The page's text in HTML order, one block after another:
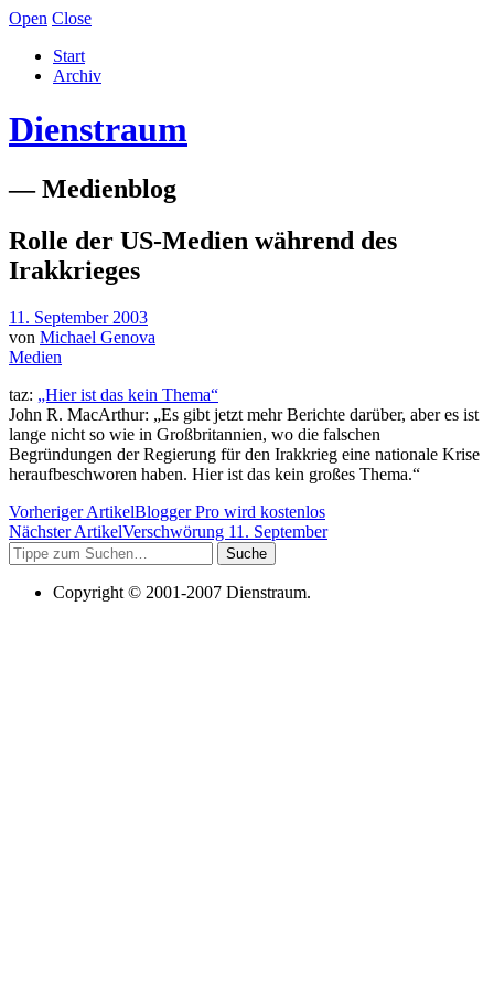
Open Close
Start
Archiv
Dienstraum
— Medienblog
Rolle der US-Medien während des
Irakkrieges
11. September 2003
von Michael Genova
Medien
taz: „Hier ist das kein Thema“
John R. MacArthur: „Es gibt jetzt mehr Berichte darüber, aber es ist
lange nicht so wie in Großbritannien, wo die falschen
Begründungen der Regierung für den Irakkrieg eine nationale Krise
heraufbeschworen haben. Hier ist das kein großes Thema.“
Vorheriger ArtikelBlogger Pro wird kostenlos
Nächster ArtikelVerschwörung 11. September
Suche
Copyright © 2001-2007 Dienstraum.